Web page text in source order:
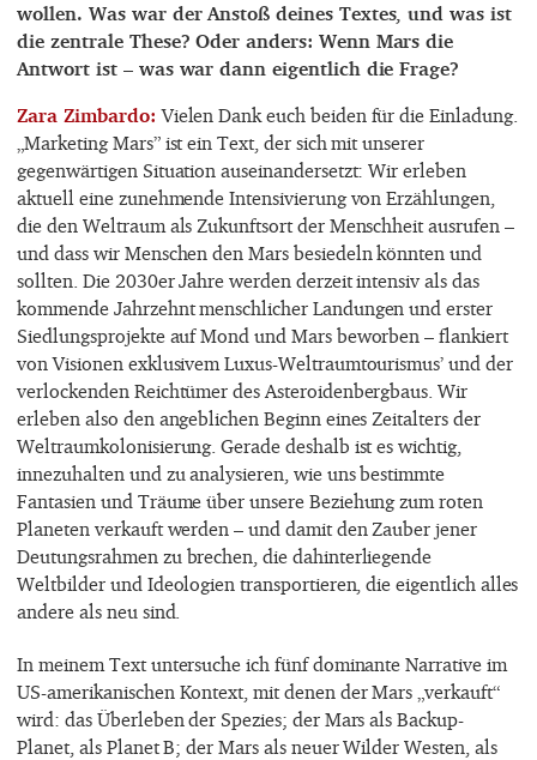
wollen. Was war der Anstoß deines Textes, und was ist
die zentrale These? Oder anders: Wenn Mars die
Antwort ist – was war dann eigentlich die Frage?
Zara Zimbardo Vielen Dank euch beiden für die Einladung.
„Marketing Mars” ist ein Text, der sich mit unserer
gegenwärtigen Situation auseinandersetzt: Wir erleben
aktuell eine zunehmende Intensivierung von Erzählungen,
die den Weltraum als Zukunftsort der Menschheit ausrufen –
und dass wir Menschen den Mars besiedeln könnten und
sollten. Die 2030er Jahre werden derzeit intensiv als das
kommende Jahrzehnt menschlicher Landungen und erster
Siedlungsprojekte auf Mond und Mars beworben – flankiert
von Visionen exklusivem Luxus-Weltraumtourismus’ und der
verlockenden Reichtümer des Asteroidenbergbaus. Wir
erleben also den angeblichen Beginn eines Zeitalters der
Weltraumkolonisierung. Gerade deshalb ist es wichtig,
innezuhalten und zu analysieren, wie uns bestimmte
Fantasien und Träume über unsere Beziehung zum roten
Planeten verkauft werden – und damit den Zauber jener
Deutungsrahmen zu brechen, die dahinterliegende
Weltbilder und Ideologien transportieren, die eigentlich alles
andere als neu sind.
In meinem Text untersuche ich fünf dominante Narrative im
US-amerikanischen Kontext, mit denen der Mars „verkauft“
wird: das Überleben der Spezies; der Mars als Backup-
Planet, als Planet B; der Mars als neuer Wilder Westen, als